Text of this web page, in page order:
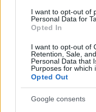
I want to opt-out of
Personal Data for
Opted In
I want to opt-out of
Retention, Sale,
Personal Data that
Purposes for which
Opted Out
Google consents
előny a szív számára:
Segít
Javítja az
Hozzájárul a
csökkentéséhez